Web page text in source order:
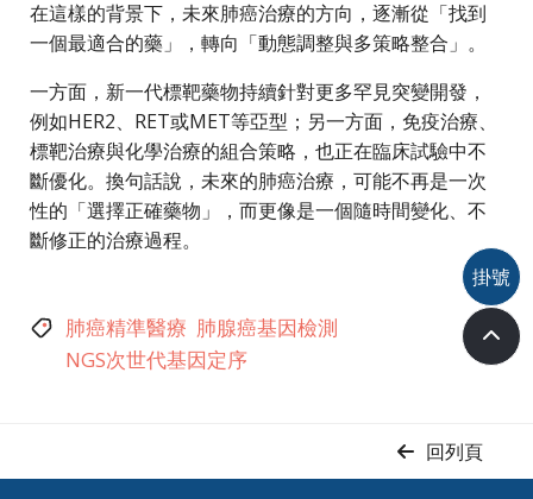
在這樣的背景下，未來肺癌治療的方向，逐漸從「找到
一個最適合的藥」，轉向「動態調整與多策略整合」。
一方面，新一代標靶藥物持續針對更多罕見突變開發，
例如HER2、RET或MET等亞型；另一方面，免疫治療、
標靶治療與化學治療的組合策略，也正在臨床試驗中不
斷優化。換句話說，未來的肺癌治療，可能不再是一次
性的「選擇正確藥物」，而更像是一個隨時間變化、不
斷修正的治療過程。
肺癌精準醫療 肺腺癌基因檢測
NGS次世代基因定序
回列頁
掛號